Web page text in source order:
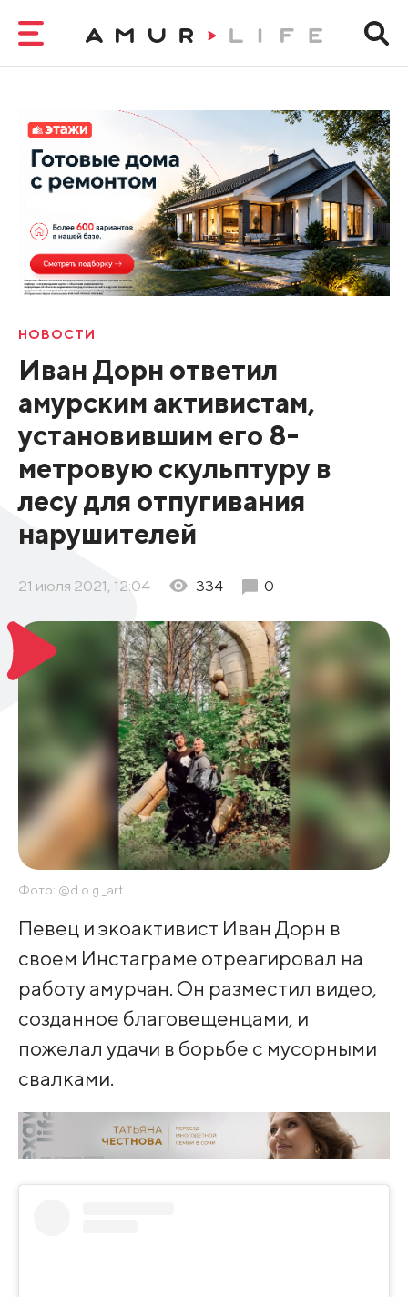
НОВОСТИ
Иван Дорн ответил
амурским активистам,
установившим его 8-
метровую скульптуру в
лесу для отпугивания
нарушителей
21 июля 2021, 12:04 334 0
Фото: @d.o.g._art
Певец и экоактивист Иван Дорн в
своем Инстаграме отреагировал на
работу амурчан. Он разместил видео,
созданное благовещенцами, и
пожелал удачи в борьбе с мусорными
свалками.